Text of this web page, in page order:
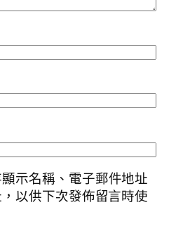
示名稱、電子郵件地址
以供下次發佈留言時使